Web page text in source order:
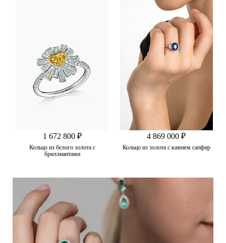
1 672 800 ₽
Кольцо из белого золота с
бриллиантами
4 869 000 ₽
Кольцо из золота с камнем сапфир